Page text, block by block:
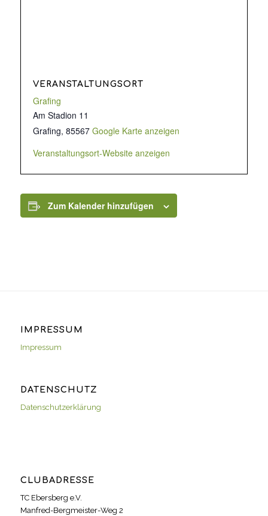
VERANSTALTUNGSORT
Grafing
Am Stadion 11
Grafing, 85567 Google Karte anzeigen
Veranstaltungsort-Website anzeigen
Zum Kalender hinzufügen
IMPRESSUM
Impressum
DATENSCHUTZ
Datenschutzerklärung
CLUBADRESSE
TC Ebersberg e.V.
Manfred-Bergmeister-Weg 2